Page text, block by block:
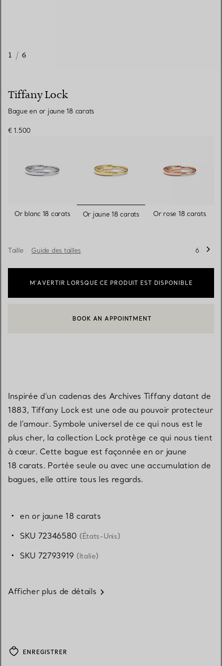
1 / 6
Tiffany Lock
Bague en or jaune 18 carats
€ 1.500
Or blanc 18 carats sélectionnés
Or jaune 18 carats Or rose 18 carats
Taille Guide des tailles 6
M’AVERTIR LORSQUE CE PRODUIT EST DISPONIBLE
CONTACTER UN CONSEILLER CLIENT OU PRENDRE RENDEZ-
BOOK AN APPOINTMENT
Inspirée d’un cadenas des Archives Tiffany datant de
1883, Tiffany Lock est une ode au pouvoir protecteur
de l’amour. Symbole universel de ce qui nous est le
plus cher, la collection Lock protège ce qui nous tient
à cœur. Cette bague est façonnée en or jaune
18 carats. Portée seule ou avec une accumulation de
bagues, elle attire tous les regards.
en or jaune 18 carats
SKU 72346580 (États-Unis)
SKU 72793919 (Italie)
Afficher plus de détails
ENREGISTRER